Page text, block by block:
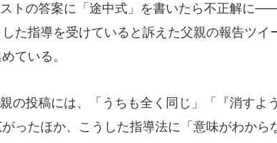
トの答案に「途中式」を書いたら不正解に
た指導を受けていると訴えた父親の報告ツイ
ている。
の投稿には、「うちも全く同じ」「『消すよ
ったほか、こうした指導法に「意味がわから